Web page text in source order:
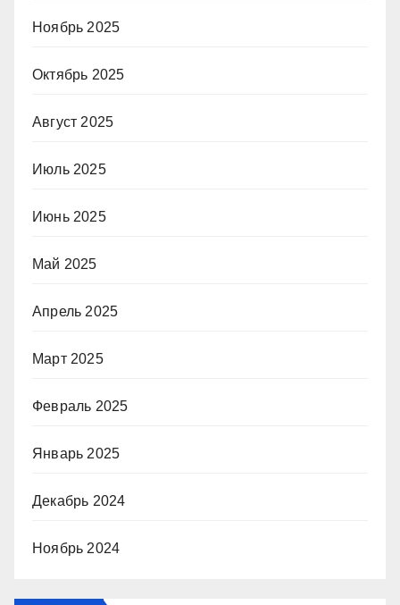
Ноябрь 2025
Октябрь 2025
Август 2025
Июль 2025
Июнь 2025
Май 2025
Апрель 2025
Март 2025
Февраль 2025
Январь 2025
Декабрь 2024
Ноябрь 2024